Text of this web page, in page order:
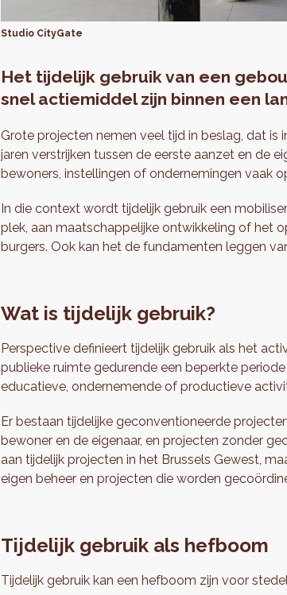
Studio CityGate
Het tijdelijk gebruik van een
snel actiemiddel zijn binnen een
Grote projecten nemen veel tijd in beslag, dat is
jaren verstrijken tussen de eerste aanzet en de
bewoners, instellingen of ondernemingen vaak
In die context wordt tijdelijk gebruik een
plek, aan maatschappelijke ontwikkeling of het
burgers. Ook kan het de fundamenten leggen
Wat is tijdelijk gebruik?
Perspective definieert tijdelijk gebruik als het
publieke ruimte gedurende een beperkte
educatieve, ondernemende of productieve
Er bestaan tijdelijke geconventioneerde
bewoner en de eigenaar, en projecten zonder
aan tijdelijk projecten in het Brussels Gewest,
eigen beheer en projecten die worden
Tijdelijk gebruik als hefboom
Tijdelijk gebruik kan een hefboom zijn voor